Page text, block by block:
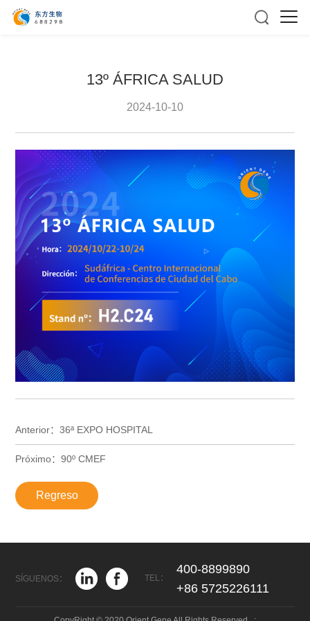
13º ÁFRICA SALUD
2024-10-10
Anterior：36ª EXPO HOSPITAL
Próximo：90º CMEF
Regreso
SÍGUENOS： TEL：
400-8899890
+86 5725226111